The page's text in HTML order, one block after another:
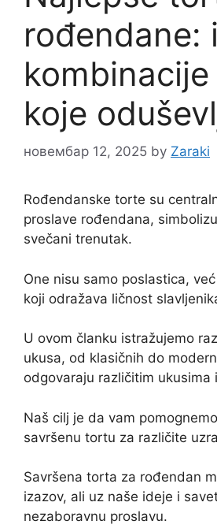
rođendane:
kombinacije
koje
новембар 12, 2025 by Zaraki
Rođendanske torte su
proslave rođendana,
svečani trenutak.
One nisu samo poslastica,
koji odražava ličnost
U ovom članku istražujemo
ukusa, od klasičnih do
odgovaraju različitim ukusima
Naš cilj je da vam
savršenu tortu za različite
Savršena torta za rođendan
izazov, ali uz naše ideje i
nezaboravnu proslavu.